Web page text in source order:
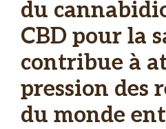
du
CBD pour la
contribue à
pression des
du monde